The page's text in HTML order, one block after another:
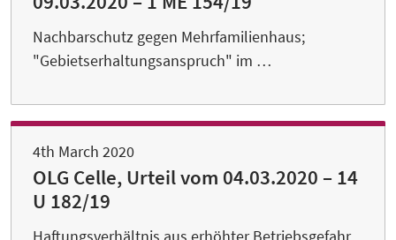
Nachbarschutz gegen Mehrfamilienhaus;
"Gebietserhaltungsanspruch" im …
4th March 2020
OLG Celle, Urteil vom 04.03.2020 – 14
U 182/19